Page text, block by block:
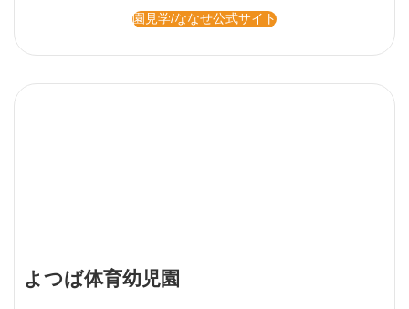
園見学/ななせ公式サイト
よつば体育幼児園